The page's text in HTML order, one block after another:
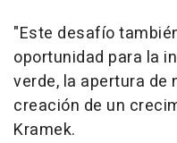
"Este desafío
oportunidad para la
verde, la apertura de
creación de un
Kramek.